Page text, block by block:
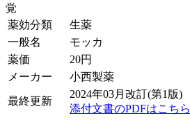
覚
薬効分類
生薬
一般名
モッカ
薬価
20円
メーカー
小西製薬
最終更新
2024年03月改訂(第1版)
添付文書のPDFはこちら